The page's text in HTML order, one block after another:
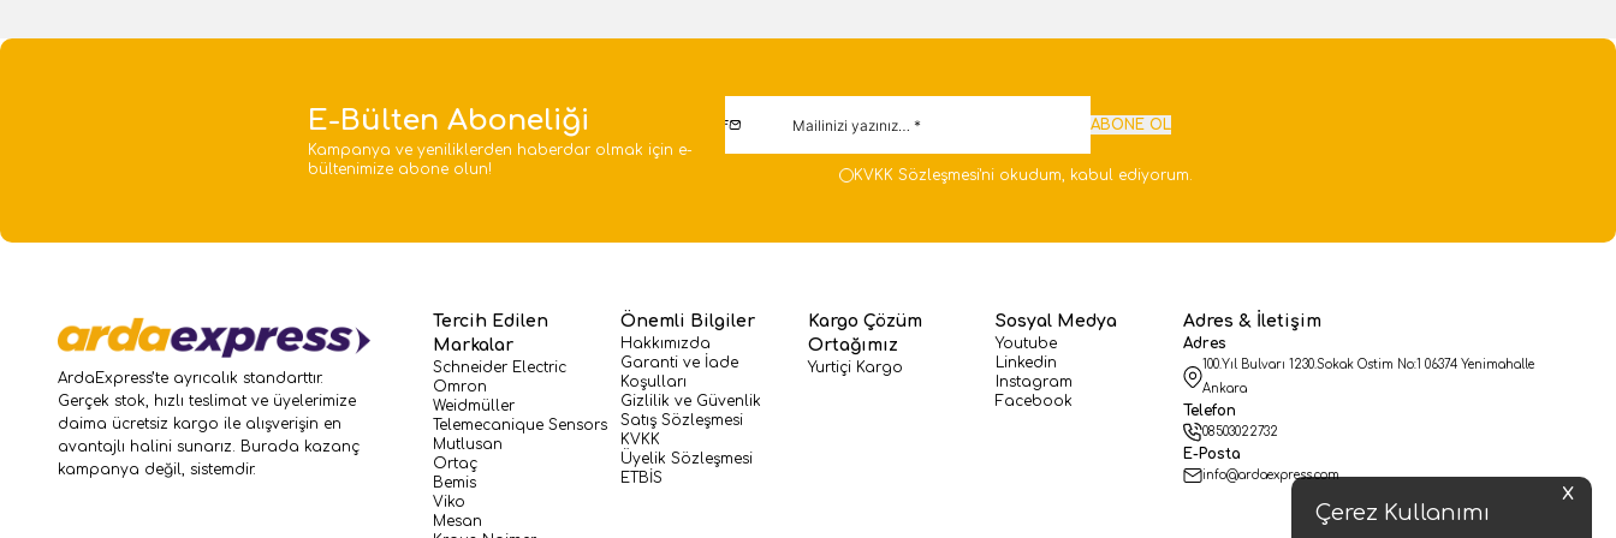
X
Çerez Kullanımı
E-Bülten Aboneliği
Kampanya ve yeniliklerden haberdar olmak için e-
bültenimize abone olun!
ABONE OL
KVKK Sözleşmesi'ni okudum, kabul ediyorum.
ArdaExpress’te ayrıcalık standarttır.
Gerçek stok, hızlı teslimat ve üyelerimize
daima ücretsiz kargo ile alışverişin en
avantajlı halini sunarız. Burada kazanç
kampanya değil, sistemdir.
Tercih Edilen
Markalar
Schneider Electric
Omron
Weidmüller
Telemecanique Sensors
Mutlusan
Ortaç
Bemis
Viko
Mesan
Önemli Bilgiler
Hakkımızda
Garanti ve İade
Koşulları
Gizlilik ve Güvenlik
Satış Sözleşmesi
KVKK
Üyelik Sözleşmesi
ETBİS
Kargo Çözüm
Ortağımız
Yurtiçi Kargo
Sosyal Medya
Youtube
Linkedin
Instagram
Facebook
Adres & İletişim
Adres
100.Yıl Bulvarı 1230.Sokak Ostim No:1 06374 Yenimahalle
Ankara
Telefon
08503022732
E-Posta
info@ardaexpress.com